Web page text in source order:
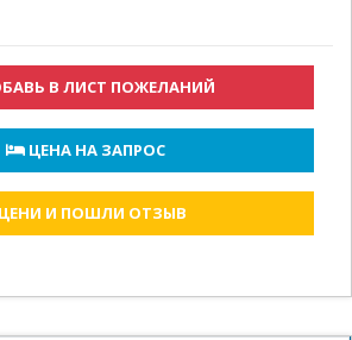
В ЛИСТ ПОЖЕЛАНИЙ
ЦЕНА НА ЗАПРОС
И ПОШЛИ ОТЗЫВ